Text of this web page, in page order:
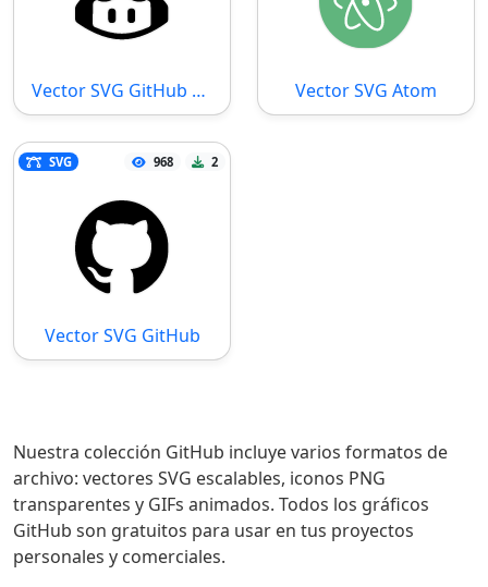
Vector SVG GitHub Copilot Vector SVG Atom
SVG 968 2
Vector SVG GitHub
Nuestra colección GitHub incluye varios formatos de
archivo: vectores SVG escalables, iconos PNG
transparentes y GIFs animados. Todos los gráficos
GitHub son gratuitos para usar en tus proyectos
personales y comerciales.